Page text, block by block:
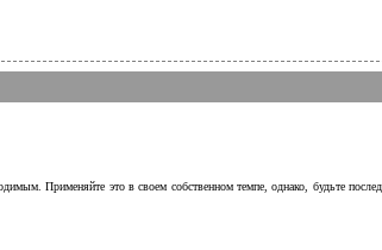
Применяйте это в своем собственном темпе, однако, будьте